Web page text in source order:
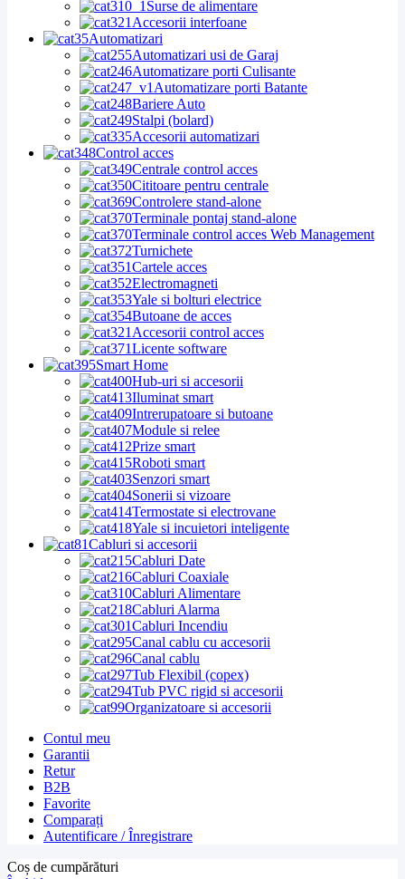
Surse de alimentare
Accesorii interfoane
Automatizari
Automatizari usi de Garaj
Automatizare porti Culisante
Automatizare porti Batante
Bariere Auto
Stalpi (bolard)
Accesorii automatizari
Control acces
Centrale control acces
Cititoare pentru centrale
Controlere stand-alone
Terminale pontaj stand-alone
Terminale control acces Web Management
Turnichete
Cartele acces
Electromagneti
Yale si bolturi electrice
Butoane de acces
Accesorii control acces
Licente software
Smart Home
Hub-uri si accesorii
Iluminat smart
Intrerupatoare si butoane
Module si relee
Prize smart
Roboti smart
Senzori smart
Sonerii si vizoare
Termostate si electrovane
Yale si incuietori inteligente
Cabluri si accesorii
Cabluri Date
Cabluri Coaxiale
Cabluri Alimentare
Cabluri Alarma
Cabluri Incendiu
Canal cablu cu accesorii
Canal cablu
Tub Flexibil (copex)
Tub PVC rigid si accesorii
Organizatoare si accesorii
Contul meu
Garantii
Retur
B2B
Favorite
Comparați
Autentificare / Înregistrare
Coș de cumpărături